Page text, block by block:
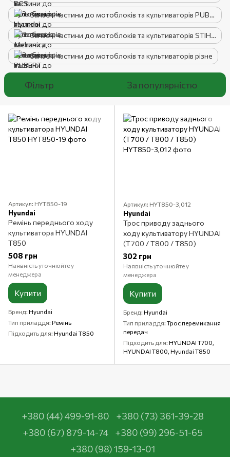
Запасні частини до мотоблоків та культиваторів PUBERT
Запасні частини до мотоблоків та культиваторів STIHL, Viking
Запасні частини до мотоблоків та культиваторів різне
Фільтр За популярністю
Артикул: HYT850-19
Hyundai
Ремінь переднього ходу
культиватора HYUNDAI
T850
508 грн
Наявність уточнюйте у
менеджера
Купити
Бренд Hyundai
Тип приладдя Ремінь
Підходить для Hyundai T850
Артикул: HYT850-3,012
Hyundai
Трос приводу заднього
ходу культиватору HYUNDAI
(T700 / T800 / T850)
302 грн
Наявність уточнюйте у
менеджера
Купити
Бренд Hyundai
Тип приладдя Трос перемикання
передач
Підходить для HYUNDAI T700,
HYUNDAI T800, Hyundai T850
+380 (44) 499-91-80
+380 (73) 361-39-28
+380 (67) 879-14-74
+380 (99) 296-51-65
+380 (98) 159-13-01